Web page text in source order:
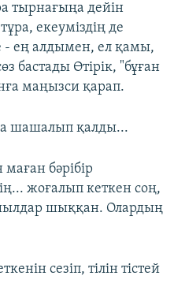
тырнағыңа дейін
екеуміздің де
- ең алдымен, ел қамы,
бастады Өтірік, "бұған
маңызси қарап.
шашалып қалды...
бәрібір
жоғалып кеткен соң,
шыққан. Олардың
сезіп, тілін тістей